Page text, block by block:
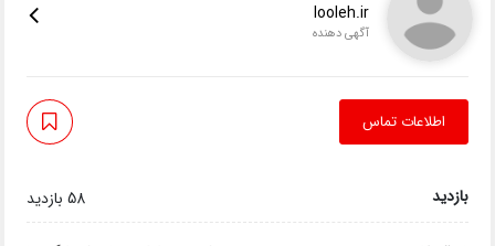
looleh.ir
آگهی دهنده
اطلاعات تماس
بازدید 58 بازدید